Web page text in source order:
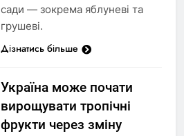
сади — зокрема яблуневі та
грушеві.
Дізнатись більше
Україна може почати
вирощувати тропічні
фрукти через зміну